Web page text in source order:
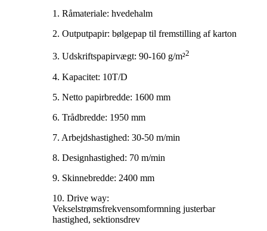
1. Råmateriale: hvedehalm
2. Outputpapir: bølgepap til fremstilling af karton
3. Udskriftspapirvægt: 90-160 g/m²2
4. Kapacitet: 10T/D
5. Netto papirbredde: 1600 mm
6. Trådbredde: 1950 mm
7. Arbejdshastighed: 30-50 m/min
8. Designhastighed: 70 m/min
9. Skinnebredde: 2400 mm
10. Drive way:
Vekselstrømsfrekvensomformning justerbar
hastighed, sektionsdrev